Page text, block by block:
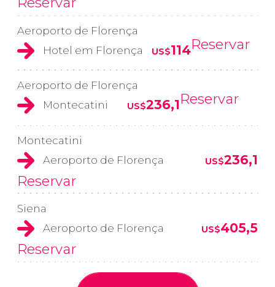
Aeroporto de Florença
Hotel em Florença
US$114Reservar
Aeroporto de Florença
Montecatini
US$236,1Reservar
Montecatini
Aeroporto de Florença
US$236,1
Reservar
Siena
Aeroporto de Florença
US$405,5
Reservar